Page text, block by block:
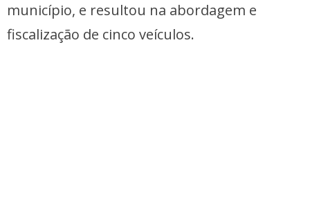
município, e resultou na abordagem e
fiscalização de cinco veículos.